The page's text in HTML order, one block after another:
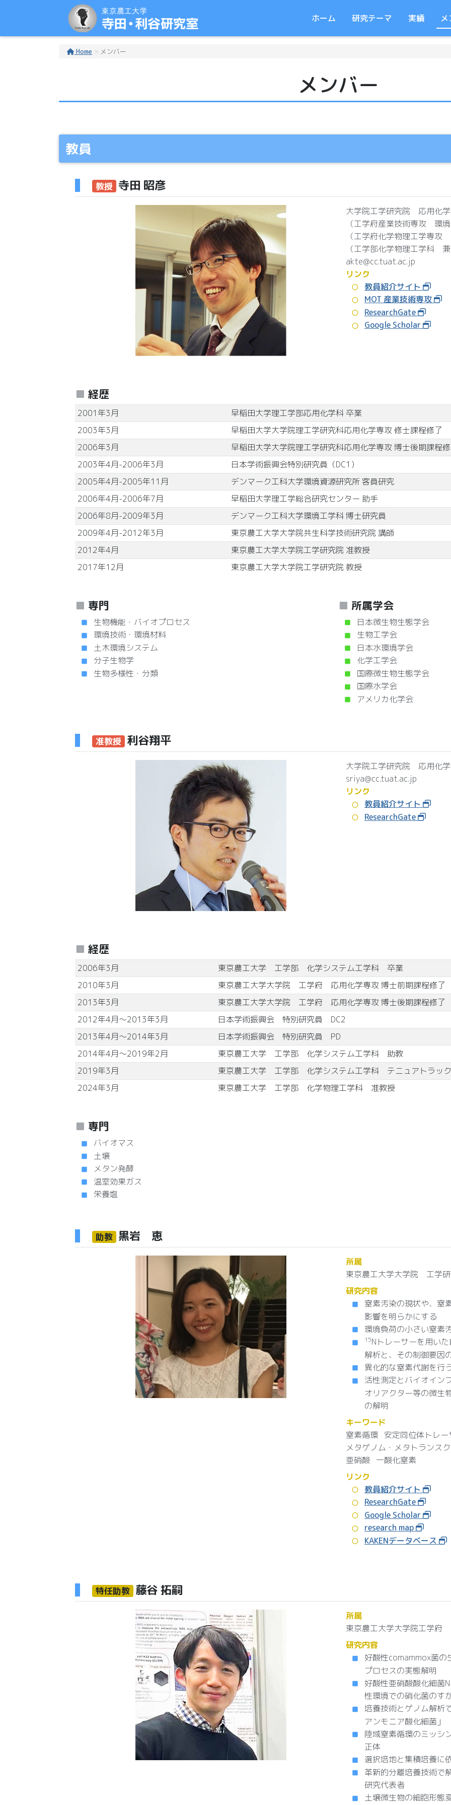
ホーム 研究テーマ 実績
Home メンバー
メンバー
教員
教授 寺田 昭彦
大学院工学研究院 応用化
（工学府産業技術専攻 環
（工学府化学物理工学専攻
（工学部化学物理工学科
akte@cc.tuat.ac.jp
リンク
教員紹介サイト
MOT 産業技術専攻
ResearchGate
Google Scholar
経歴
2001年3月
早稲田大学理工学部応用化学科 卒業
2003年3月
早稲田大学大学院理工学研究科応用化学専攻 修士課程修了
2006年3月
早稲田大学大学院理工学研究科応用化学専攻 博士後期課程
2003年4月-2006年3月
日本学術振興会特別研究員（DC1）
2005年4月-2005年11月
デンマーク工科大学環境資源研究所 客員研究
2006年4月-2006年7月
早稲田大学理工学総合研究センター 助手
2006年8月-2009年3月
デンマーク工科大学環境工学科 博士研究員
2009年4月-2012年3月
東京農工大学大学院共生科学技術研究院 講師
2012年4月
東京農工大学大学院工学研究院 准教授
2017年12月
東京農工大学大学院工学研究院 教授
専門
生物機能・バイオプロセス
環境技術・環境材料
土木環境システム
分子生物学
生物多様性・分類
所属学会
日本微生物生態学会
生物工学会
日本水環境学会
化学工学会
国際微生物生態学会
国際水学会
アメリカ化学会
准教授 利谷翔平
大学院工学研究院 応用化
sriya@cc.tuat.ac.jp
リンク
教員紹介サイト
ResearchGate
経歴
2006年3月
東京農工大学 工学部 化学システム工学科 卒業
2010年3月
東京農工大学大学院 工学府 応用化学専攻 博士前期課程修了
2013年3月
東京農工大学大学院 工学府 応用化学専攻 博士後期課程修了
2012年4月～2013年3月
日本学術振興会 特別研究員 DC2
2013年4月～2014年3月
日本学術振興会 特別研究員 PD
2014年4月～2019年2月
東京農工大学 工学部 化学システム工学科 助教
2019年3月
東京農工大学 工学部 化学システム工学科 テニュアトラッ
2024年3月
東京農工大学 工学部 化学物理工学科 准教授
専門
バイオマス
土壌
メタン発酵
温室効果ガス
栄養塩
助教 黒岩 恵
所属
東京農工大学大学院 工学
研究内容
窒素汚染の現状や、窒
影響を明らかにする
環境負荷の小さい窒素
15Nトレーサーを用い
解析と、その制御要因
異化的な窒素代謝を行
活性測定とバイオイン
オリアクター等の微生
の解明
キーワード
窒素循環 安定同位体トレー
メタゲノム・メタトランス
亜硝酸 一酸化窒素
リンク
教員紹介サイト
ResearchGate
Google Scholar
research map
KAKENデータベース
特任助教 藤谷 拓嗣
所属
東京農工大学大学院工学
研究内容
好酸性comammox菌の
プロセスの実態解明
好酸性亜硝酸酸化細
性環境での硝化菌のす
培養技術とゲノム解析
アンモニア酸化細菌」
陸域窒素循環のミッシ
正体
選択培地と集積培養に
革新的分離培養技術で
研究代表者
土壌微生物の細胞形態